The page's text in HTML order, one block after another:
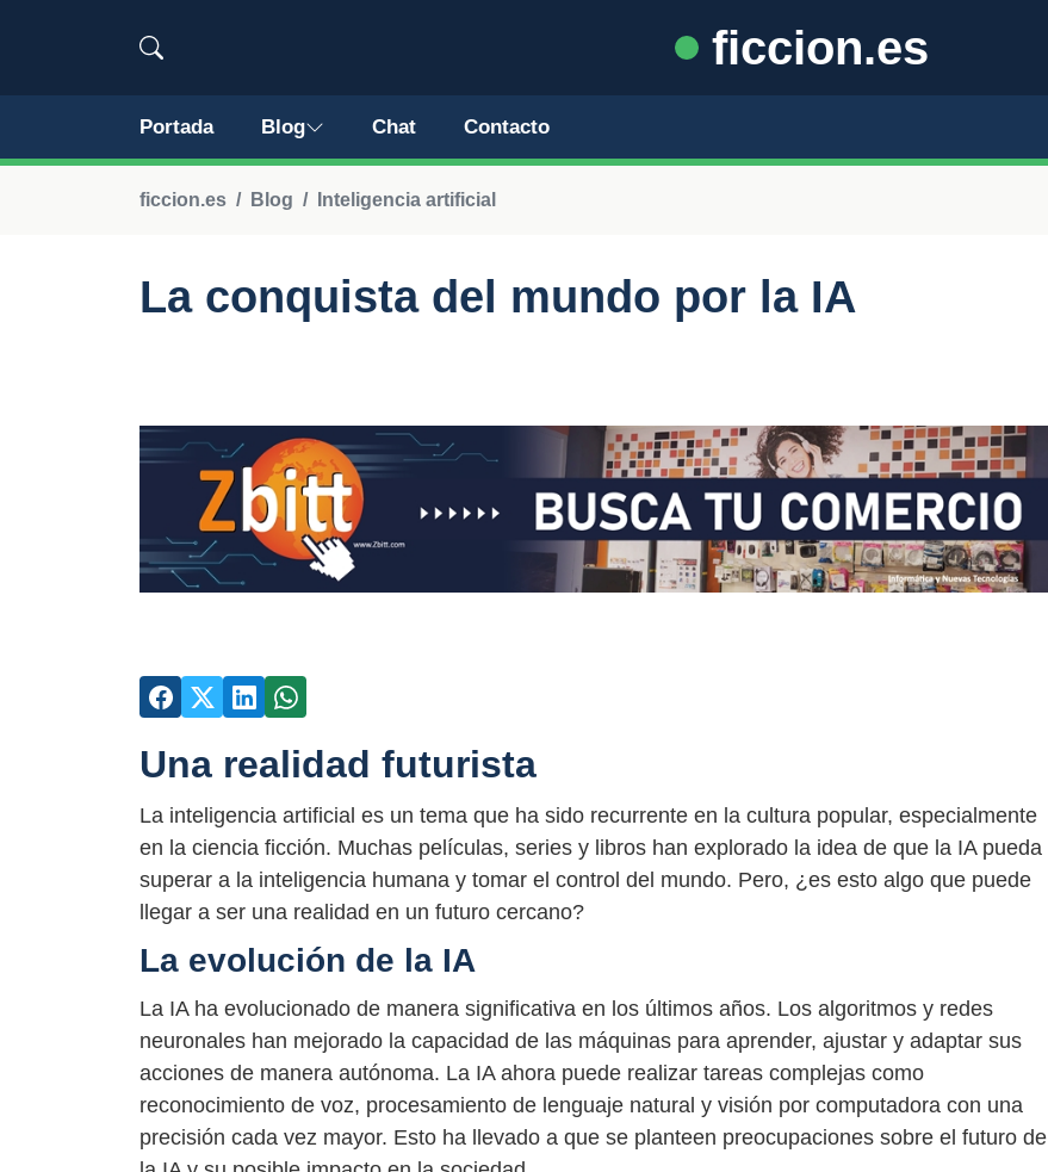
ficcion.es
Portada Blog Chat Contacto
ficcion.es Blog Inteligencia artificial
La conquista del mundo por la IA
Una realidad futurista
La inteligencia artificial es un tema que ha sido recurrente en la cultura popular, especialmente
en la ciencia ficción. Muchas películas, series y libros han explorado la idea de que la IA pueda
superar a la inteligencia humana y tomar el control del mundo. Pero, ¿es esto algo que puede
llegar a ser una realidad en un futuro cercano?
La evolución de la IA
La IA ha evolucionado de manera significativa en los últimos años. Los algoritmos y redes
neuronales han mejorado la capacidad de las máquinas para aprender, ajustar y adaptar sus
acciones de manera autónoma. La IA ahora puede realizar tareas complejas como
reconocimiento de voz, procesamiento de lenguaje natural y visión por computadora con una
precisión cada vez mayor. Esto ha llevado a que se planteen preocupaciones sobre el futuro de